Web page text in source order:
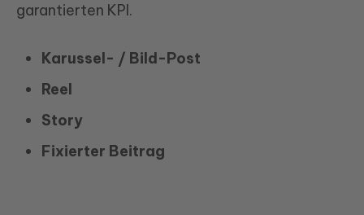
garantierten KPI.
Karussel- / Bild-Post
Reel
Story
Fixierter Beitrag